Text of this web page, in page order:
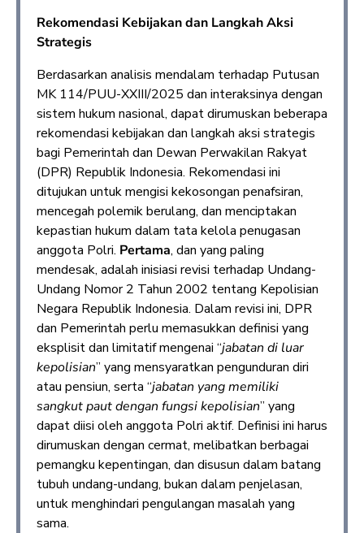
Rekomendasi Kebijakan dan Langkah Aksi
Strategis
Berdasarkan analisis mendalam terhadap Putusan
MK 114/PUU-XXIII/2025 dan interaksinya dengan
sistem hukum nasional, dapat dirumuskan beberapa
rekomendasi kebijakan dan langkah aksi strategis
bagi Pemerintah dan Dewan Perwakilan Rakyat
(DPR) Republik Indonesia. Rekomendasi ini
ditujukan untuk mengisi kekosongan penafsiran,
mencegah polemik berulang, dan menciptakan
kepastian hukum dalam tata kelola penugasan
anggota Polri. Pertama, dan yang paling
mendesak, adalah inisiasi revisi terhadap Undang-
Undang Nomor 2 Tahun 2002 tentang Kepolisian
Negara Republik Indonesia. Dalam revisi ini, DPR
dan Pemerintah perlu memasukkan definisi yang
eksplisit dan limitatif mengenai “jabatan di luar
kepolisian” yang mensyaratkan pengunduran diri
atau pensiun, serta “jabatan yang memiliki
sangkut paut dengan fungsi kepolisian” yang
dapat diisi oleh anggota Polri aktif. Definisi ini harus
dirumuskan dengan cermat, melibatkan berbagai
pemangku kepentingan, dan disusun dalam batang
tubuh undang-undang, bukan dalam penjelasan,
untuk menghindari pengulangan masalah yang
sama.